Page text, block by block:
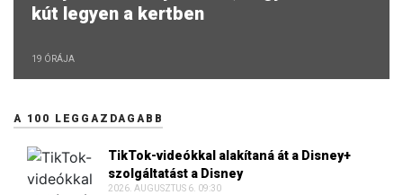
kút legyen a kertben
19 ÓRÁJA
A 100 LEGGAZDAGABB
TikTok-videókkal alakítaná át a Disney+
szolgáltatást a Disney
2026. AUGUSZTUS 6. 09:30